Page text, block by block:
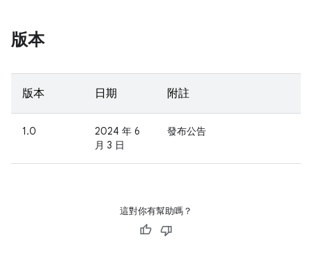
版本
版本 日期 附註
1.0
2024 年 6
月 3 日
發布公告
這對你有幫助嗎？